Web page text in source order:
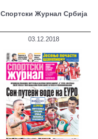
Спортски Журнал Србија
03.12.2018